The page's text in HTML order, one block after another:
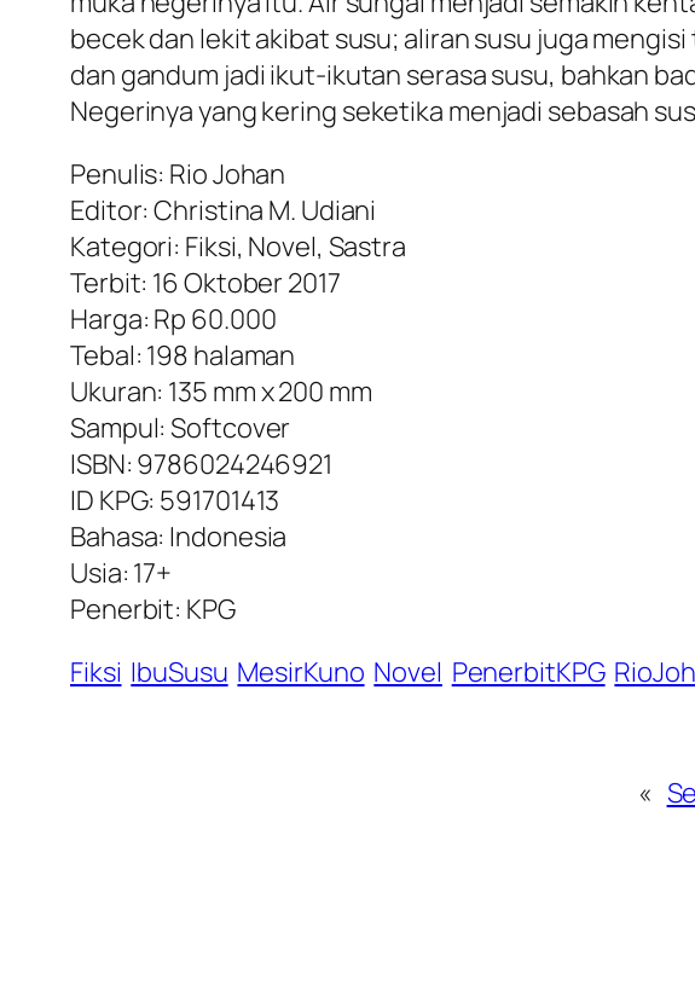
becek dan lekit akibat susu; aliran susu juga
dan gandum jadi ikut-ikutan serasa susu, bahkan
Negerinya yang kering seketika menjadi sebasah
Penulis: Rio Johan
Editor: Christina M. Udiani
Kategori: Fiksi, Novel, Sastra
Terbit: 16 Oktober 2017
Harga: Rp 60.000
Tebal: 198 halaman
Ukuran: 135 mm x 200 mm
Sampul: Softcover
ISBN: 9786024246921
ID KPG: 591701413
Bahasa: Indonesia
Usia: 17+
Penerbit: KPG
Fiksi IbuSusu MesirKuno Novel PenerbitKPG
«